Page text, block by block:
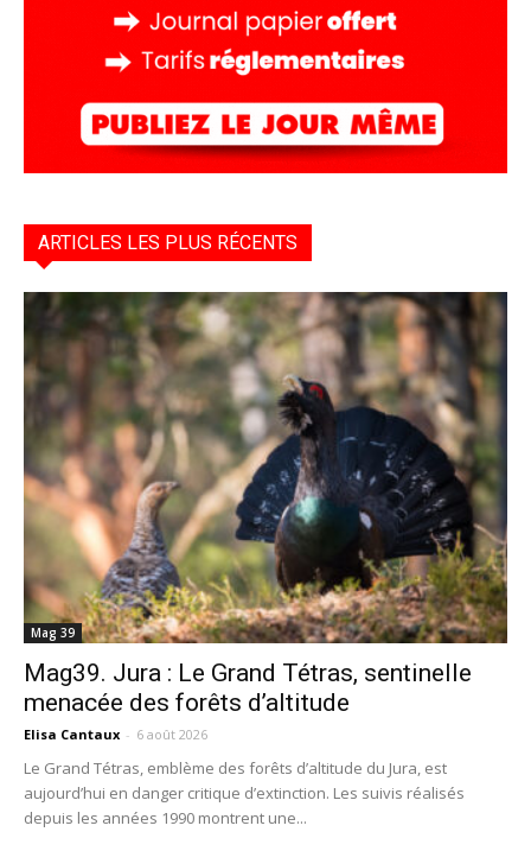
ARTICLES LES PLUS RÉCENTS
Mag 39
Mag39. Jura : Le Grand Tétras, sentinelle
menacée des forêts d’altitude
Elisa Cantaux - 6 août 2026
Le Grand Tétras, emblème des forêts d’altitude du Jura, est
aujourd’hui en danger critique d’extinction. Les suivis réalisés
depuis les années 1990 montrent une...